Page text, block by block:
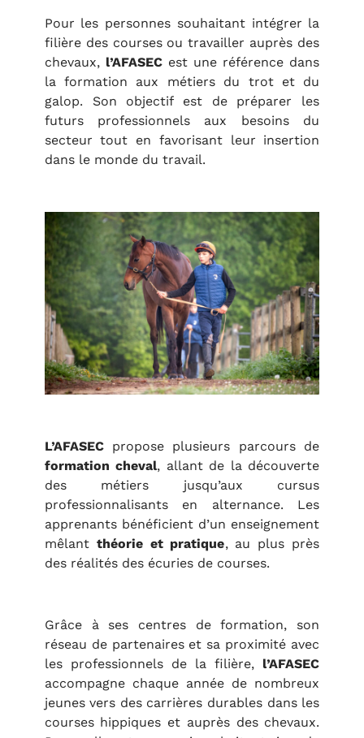
Pour les personnes souhaitant intégrer la
filière des courses ou travailler auprès des
chevaux, l’AFASECest une référence dans
la formation aux métiers du trot et du
galop. Son objectif est de préparer les
futurs professionnels aux besoins du
secteur tout en favorisant leur insertion
dans le monde du travail.
L’AFASECpropose plusieurs parcours de
formation cheval, allant de la découverte
des métiers jusqu’aux cursus
professionnalisants en alternance. Les
apprenants bénéficient d’un enseignement
mêlantthéorie et pratique, au plus près
des réalités des écuries de courses.
Grâce à ses centres de formation, son
réseau de partenaires et sa proximité avec
les professionnels de la filière, l’AFASEC
accompagne chaque année de nombreux
jeunes vers des carrières durables dans les
courses hippiques et auprès des chevaux.